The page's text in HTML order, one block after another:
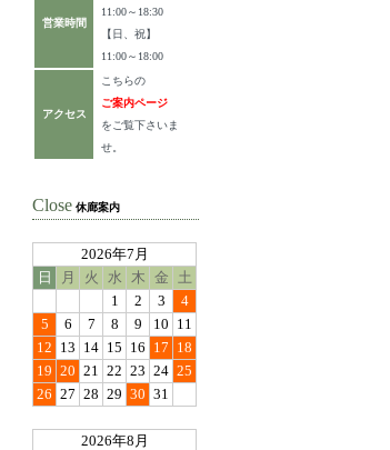
営業時間
11:00～18:30
【日、祝】
11:00～18:00
アクセス
こちらの
ご案内ページ
をご覧下さいま
せ。
Close 休廊案内
2026年7月
日
月 火 水 木 金
土
1
2 3
4
5
6 7 8 9 10 11
12 13 14 15 16 17 18
19 20 21 22 23 24 25
26 27 28 29 30 31
2026年8月